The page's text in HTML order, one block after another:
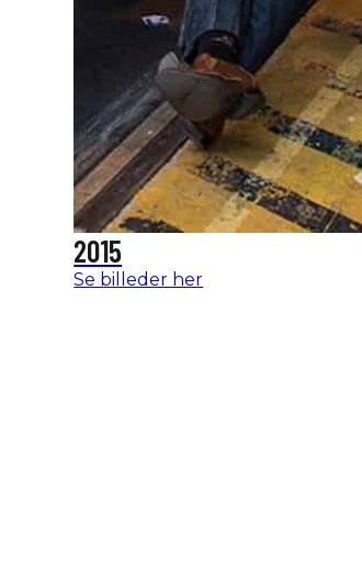
2015
Se billeder her